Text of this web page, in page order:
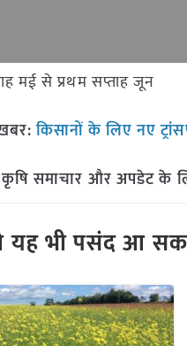
मई से प्रथम सप्ताह जून
किसानों के लिए नए
समाचार और अपडेट के
भी पसंद आ